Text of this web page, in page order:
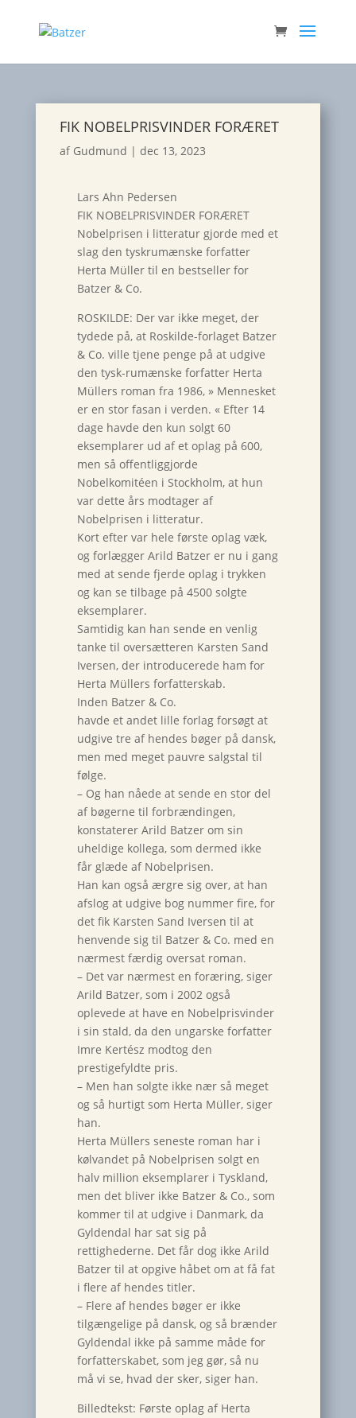
FIK NOBELPRISVINDER FORÆRET
af Gudmund | dec 13, 2023
Lars Ahn Pedersen
FIK NOBELPRISVINDER FORÆRET
Nobelprisen i litteratur gjorde med et
slag den tyskrumænske forfatter
Herta Müller til en bestseller for
Batzer & Co.
ROSKILDE: Der var ikke meget, der
tydede på, at Roskilde-forlaget Batzer
& Co. ville tjene penge på at udgive
den tysk-rumænske forfatter Herta
Müllers roman fra 1986, » Mennesket
er en stor fasan i verden. « Efter 14
dage havde den kun solgt 60
eksemplarer ud af et oplag på 600,
men så offentliggjorde
Nobelkomitéen i Stockholm, at hun
var dette års modtager af
Nobelprisen i litteratur.
Kort efter var hele første oplag væk,
og forlægger Arild Batzer er nu i gang
med at sende fjerde oplag i trykken
og kan se tilbage på 4500 solgte
eksemplarer.
Samtidig kan han sende en venlig
tanke til oversætteren Karsten Sand
Iversen, der introducerede ham for
Herta Müllers forfatterskab.
Inden Batzer & Co.
havde et andet lille forlag forsøgt at
udgive tre af hendes bøger på dansk,
men med meget pauvre salgstal til
følge.
– Og han nåede at sende en stor del
af bøgerne til forbrændingen,
konstaterer Arild Batzer om sin
uheldige kollega, som dermed ikke
får glæde af Nobelprisen.
Han kan også ærgre sig over, at han
afslog at udgive bog nummer fire, for
det fik Karsten Sand Iversen til at
henvende sig til Batzer & Co. med en
nærmest færdig oversat roman.
– Det var nærmest en foræring, siger
Arild Batzer, som i 2002 også
oplevede at have en Nobelprisvinder
i sin stald, da den ungarske forfatter
Imre Kertész modtog den
prestigefyldte pris.
– Men han solgte ikke nær så meget
og så hurtigt som Herta Müller, siger
han.
Herta Müllers seneste roman har i
kølvandet på Nobelprisen solgt en
halv million eksemplarer i Tyskland,
men det bliver ikke Batzer & Co., som
kommer til at udgive i Danmark, da
Gyldendal har sat sig på
rettighederne. Det får dog ikke Arild
Batzer til at opgive håbet om at få fat
i flere af hendes titler.
– Flere af hendes bøger er ikke
tilgængelige på dansk, og så brænder
Gyldendal ikke på samme måde for
forfatterskabet, som jeg gør, så nu
må vi se, hvad der sker, siger han.
Billedtekst: Første oplag af Herta